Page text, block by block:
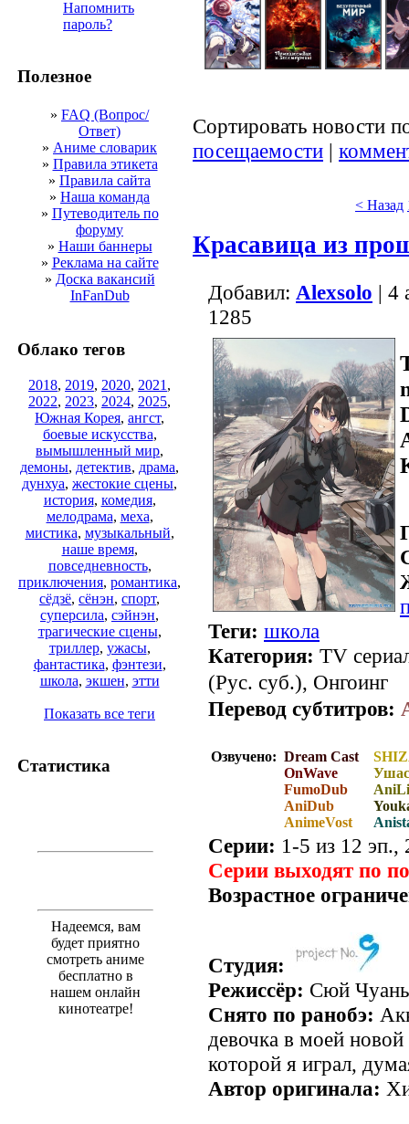
Напомнить
пароль?
Полезное
» FAQ (Вопрос/
Ответ)
» Аниме словарик
» Правила этикета
» Правила сайта
» Наша команда
» Путеводитель по
форуму
» Наши баннеры
» Реклама на сайте
» Доска вакансий
InFanDub
Облако тегов
2018, 2019, 2020, 2021 ,
2022, 2023, 2024, 2025,
Южная Корея, ангст,
боевые искусства,
вымышленный мир,
демоны, детектив, драма,
дунхуа, жестокие сцены,
история, комедия,
мелодрама, меха,
мистика, музыкальный,
наше время,
повседневность,
приключения, романтика,
сёдзё, сёнэн, спорт,
суперсила, сэйнэн,
трагические сцены,
триллер, ужасы,
фантастика, фэнтези,
школа, экшен, этти
Показать все теги
Статистика
Надеемся, вам
будет приятно
смотреть аниме
бесплатно в
нашем онлайн
кинотеатре!
Сортировать новости
посещаемости |
< Назад
Красавица из
Добавил: Alexsolo | 4
1285
Теги: школа
Категория: TV
(Рус. суб.), Онгоинг
Перевод субтитров:
Озвучено: Dream Cast
OnWave
FumoDub
AniDub
AnimeVost
Серии: 1-5 из 12 эп.,
Серии выходят по
Возрастное
Студия:
Режиссёр: Сюй
Снято по ранобэ:
девочка в моей
которой я играл,
Автор оригинала: